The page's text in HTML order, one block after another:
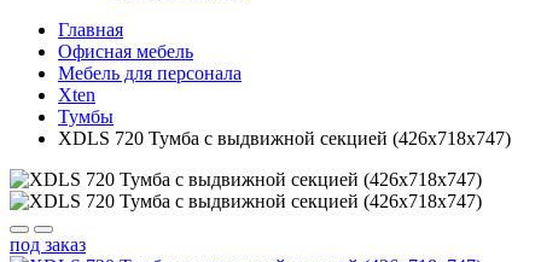
Главная
Офисная мебель
Мебель для персонала
Xten
Тумбы
XDLS 720 Тумба с выдвижной секцией (426х718х747)
под заказ